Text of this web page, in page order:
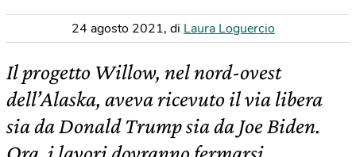
24 agosto 2021, di Laura Loguercio
Il progetto Willow, nel nord-ovest
dell’Alaska, aveva ricevuto il via libera
sia da Donald Trump sia da Joe Biden.